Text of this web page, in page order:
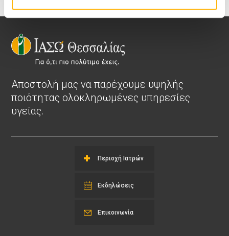
Αποστολή μας να παρέχουμε υψηλής
ποιότητας ολοκληρωμένες υπηρεσίες
υγείας.
Περιοχή Ιατρών
Εκδηλώσεις
Επικοινωνία